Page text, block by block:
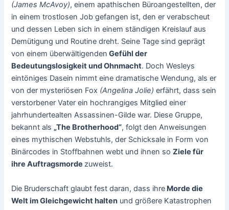
(James McAvoy), einem apathischen Büroangestellten, der
in einem trostlosen Job gefangen ist, den er verabscheut
und dessen Leben sich in einem ständigen Kreislauf aus
Demütigung und Routine dreht. Seine Tage sind geprägt
von einem überwältigenden Gefühl der
Bedeutungslosigkeit und Ohnmacht. Doch Wesleys
eintöniges Dasein nimmt eine dramatische Wendung, als er
von der mysteriösen Fox (Angelina Jolie) erfährt, dass sein
verstorbener Vater ein hochrangiges Mitglied einer
jahrhundertealten Assassinen-Gilde war. Diese Gruppe,
bekannt als „The Brotherhood“, folgt den Anweisungen
eines mythischen Webstuhls, der Schicksale in Form von
Binärcodes in Stoffbahnen webt und ihnen soZiele für
ihre Auftragsmordezuweist.
Die Bruderschaft glaubt fest daran, dass ihre Morde die
Welt im Gleichgewicht halten und größere Katastrophen